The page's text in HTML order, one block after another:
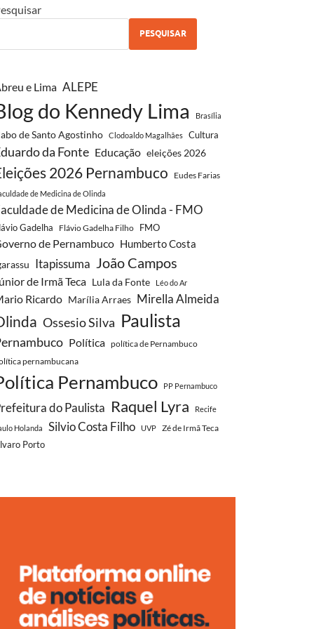
PESQUISAR
e Lima ALEPE
do Kennedy Lima Brasília
de Santo Agostinho Clodoaldo Magalhães Cultura
da Fonte Educação eleições 2026
2026 Pernambuco Eudes Farias
de Medicina de Olinda
de Medicina de Olinda - FMO
Gadelha Flávio Gadelha Filho FMO
de Pernambuco Humberto Costa
Itapissuma João Campos
de Irmã Teca Lula da Fonte Léo do Ar
Ricardo Marília Arraes Mirella Almeida
Ossesio Silva Paulista
Política política de Pernambuco
pernambucana
Pernambuco PP Pernambuco
do Paulista Raquel Lyra Recife
Holanda Silvio Costa Filho UVP Zé de Irmã Teca
Porto